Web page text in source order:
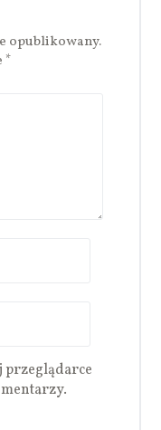
opublikowany.
*
przeglądarce